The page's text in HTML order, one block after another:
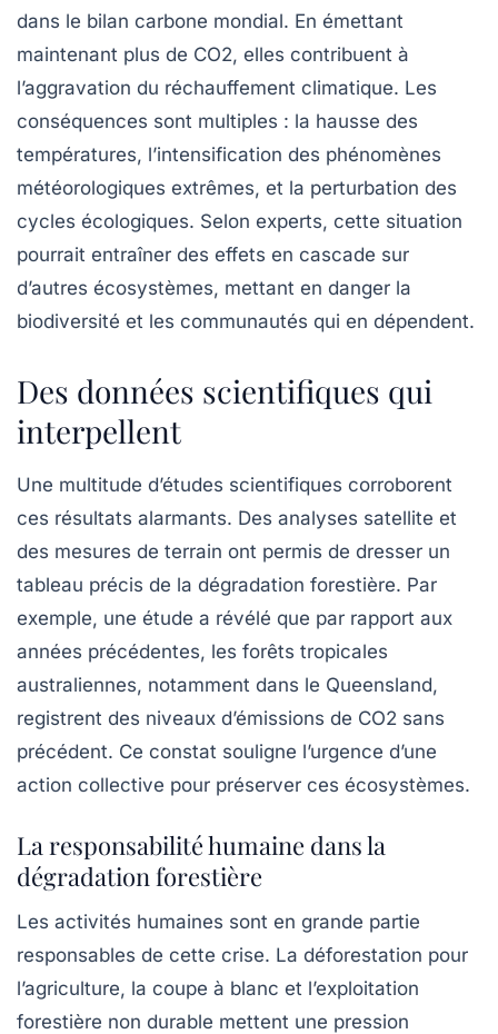
dans le bilan carbone mondial. En émettant
maintenant plus de CO2, elles contribuent à
l’aggravation du réchauffement climatique. Les
conséquences sont multiples : la hausse des
températures, l’intensification des phénomènes
météorologiques extrêmes, et la perturbation des
cycles écologiques. Selon experts, cette situation
pourrait entraîner des effets en cascade sur
d’autres écosystèmes, mettant en danger la
biodiversité et les communautés qui en dépendent.
Des données scientifiques qui
interpellent
Une multitude d’études scientifiques corroborent
ces résultats alarmants. Des analyses satellite et
des mesures de terrain ont permis de dresser un
tableau précis de la dégradation forestière. Par
exemple, une étude a révélé que par rapport aux
années précédentes, les forêts tropicales
australiennes, notamment dans le Queensland,
registrent des niveaux d’émissions de CO2 sans
précédent. Ce constat souligne l’urgence d’une
action collective pour préserver ces écosystèmes.
La responsabilité humaine dans la
dégradation forestière
Les activités humaines sont en grande partie
responsables de cette crise. La déforestation pour
l’agriculture, la coupe à blanc et l’exploitation
forestière non durable mettent une pression